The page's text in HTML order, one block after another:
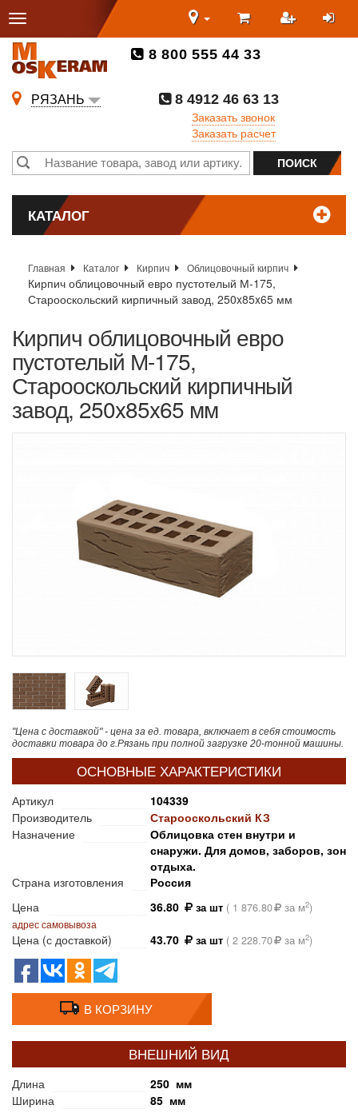
8 800 555 44 33
РЯЗАНЬ
8 4912 46 63 13
Заказать звонок
Заказать расчет
КАТАЛОГ
Главная Каталог Кирпич Облицовочный кирпич
Кирпич облицовочный евро пустотелый М-175,
Старооскольский кирпичный завод, 250x85x65 мм
Кирпич облицовочный евро
пустотелый М-175,
Старооскольский кирпичный
завод, 250x85x65 мм
"Цена с доставкой" - цена за ед. товара, включает в себя стоимость
доставки товара до г.Рязань при полной загрузке 20-тонной машины.
ОСНОВНЫЕ ХАРАКТЕРИСТИКИ
Артикул
104339
Производитель
Старооскольский КЗ
Назначение
Облицовка стен внутри и
снаружи. Для домов, заборов, зон
отдыха.
Страна изготовления
Россия
Цена
36.80 за шт ( 1 876.80 за м2)
адрес самовывоза
Цена (с доставкой) 43.70 за шт ( 2 228.70 за м2)
В КОРЗИНУ
ВНЕШНИЙ ВИД
Длина
250 мм
Ширина
85 мм